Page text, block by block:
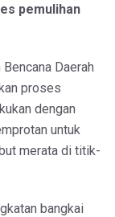
pemulihan
Daerah
proses
dengan
untuk
merata di titik-
bangkai